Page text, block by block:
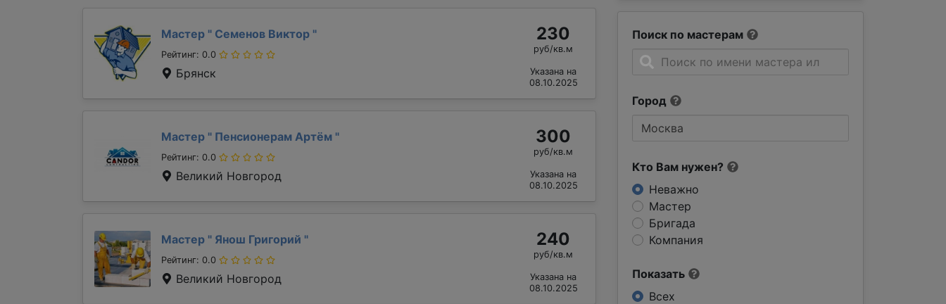
Поиск по мастерам
Город
Кто Вам нужен?
Неважно
Мастер
Бригада
Компания
Показать
Всех
Мастер " Семенов Виктор "
Рейтинг: 0.0
Брянск
230
руб/кв.м
Указана на
08.10.2025
Мастер " Пенсионерам Артём "
Рейтинг: 0.0
Великий Новгород
300
руб/кв.м
Указана на
08.10.2025
Мастер " Янош Григорий "
Рейтинг: 0.0
Великий Новгород
240
руб/кв.м
Указана на
08.10.2025